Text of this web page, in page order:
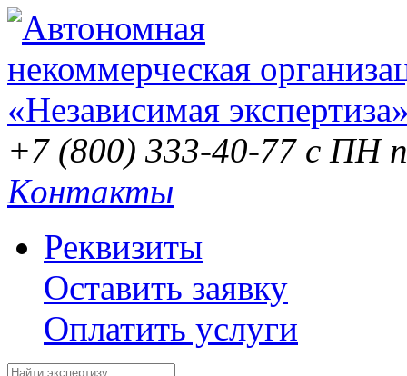
+7 (800) 333-40-77 с ПН
Контакты
Реквизиты
Оставить заявку
Оплатить услуги